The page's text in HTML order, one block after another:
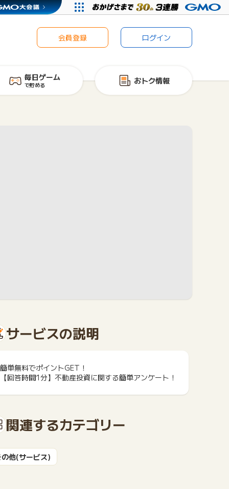
会員登録 ログイン
毎日ゲーム
で貯める おトク情報
サービスの説明
簡単無料でポイントGET！
【回答時間1分】不動産投資に関する簡単アンケート！
関連するカテゴリー
他(サービス)